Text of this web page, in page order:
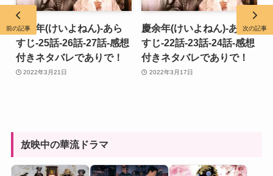
慶余年(けいよねん)-あら
すじ-25話-26話-27話-感想
付きネタバレでありで！
2022年3月21日
慶余年(けいよねん)-あら
すじ-22話-23話-24話-感想
付きネタバレでありで！
2022年3月17日
放映中の華流ドラマ
前の記事 次の記事